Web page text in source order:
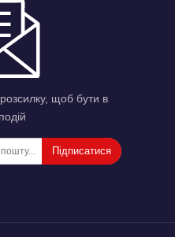
щоб бути в
Підписатися